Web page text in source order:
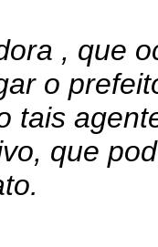
, que
o
tais
que